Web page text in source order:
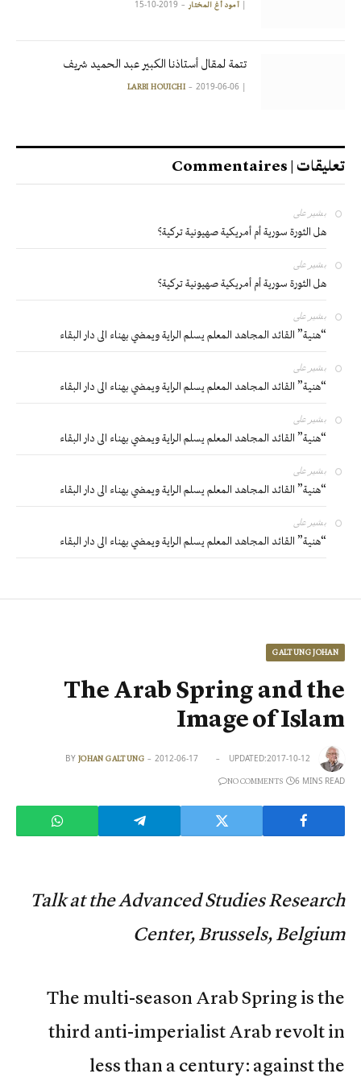
| آمود أغ المختار 2019-10-15
تتمة لمقال أستاذنا الكبير عبد الحميد شريف
|
LARBI HOUICHI 2019-06-06
تعليقات | Commentaires
بشير على
هل الثورة سورية أم أمريكية صهيونية تركية؟
بشير على
هل الثورة سورية أم أمريكية صهيونية تركية؟
بشير على
“هنية” القائد المجاهد المعلم يسلم الراية ويمضي بهناء الى دار البقاء
بشير على
“هنية” القائد المجاهد المعلم يسلم الراية ويمضي بهناء الى دار البقاء
بشير على
“هنية” القائد المجاهد المعلم يسلم الراية ويمضي بهناء الى دار البقاء
بشير على
“هنية” القائد المجاهد المعلم يسلم الراية ويمضي بهناء الى دار البقاء
بشير على
“هنية” القائد المجاهد المعلم يسلم الراية ويمضي بهناء الى دار البقاء
GALTUNG JOHAN
The Arab Spring and the
Image of Islam
BY JOHAN GALTUNG 2012-06-17 UPDATED:2017-10-12
NO COMMENTS 6 MINS READ
Talk at the Advanced Studies Research
Center, Brussels, Belgium
The multi-season Arab Spring is the
third anti-imperialist Arab revolt in
less than a century: against the